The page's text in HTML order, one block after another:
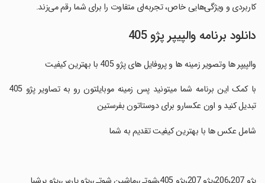
کاربردی و ویژگی‌هایی خاص، تجربه‌ای متفاوت را برای شما رقم می‌زند.
دانلود برنامه والپیپر پژو 405
والپیپر ها وتصویر زمینه ها و پروفایل های پژو 405 با بهترین کیفیت
‏با کمک این برنامه شما میتونید پس زمینه موبایلتون رو به تصاویر پژو 405
تبدیل کنید و اون عکسارو برای دوستاتون بفرستین
‏شامل عکس ها با بهترین کیفیت تقدیم به شما